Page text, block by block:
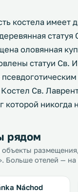
костела имеет
оловянная
статуи Св.
Св.
которой
рядом
Больше отелей — на
Náchod